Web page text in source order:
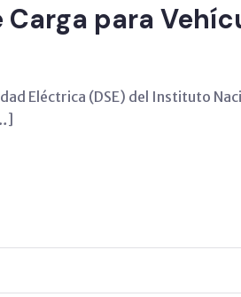
para
Eléctrica (DSE) del Instituto